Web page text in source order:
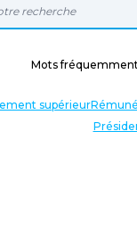
Mots
supérieur